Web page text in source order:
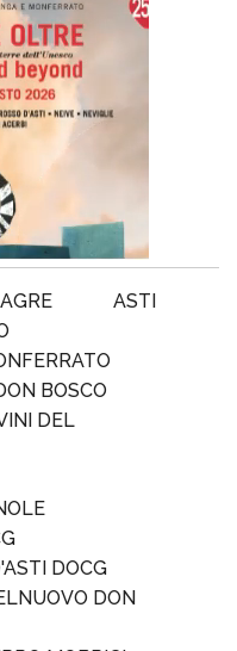
ASTI
BOSCO
DEL
DOCG
DON